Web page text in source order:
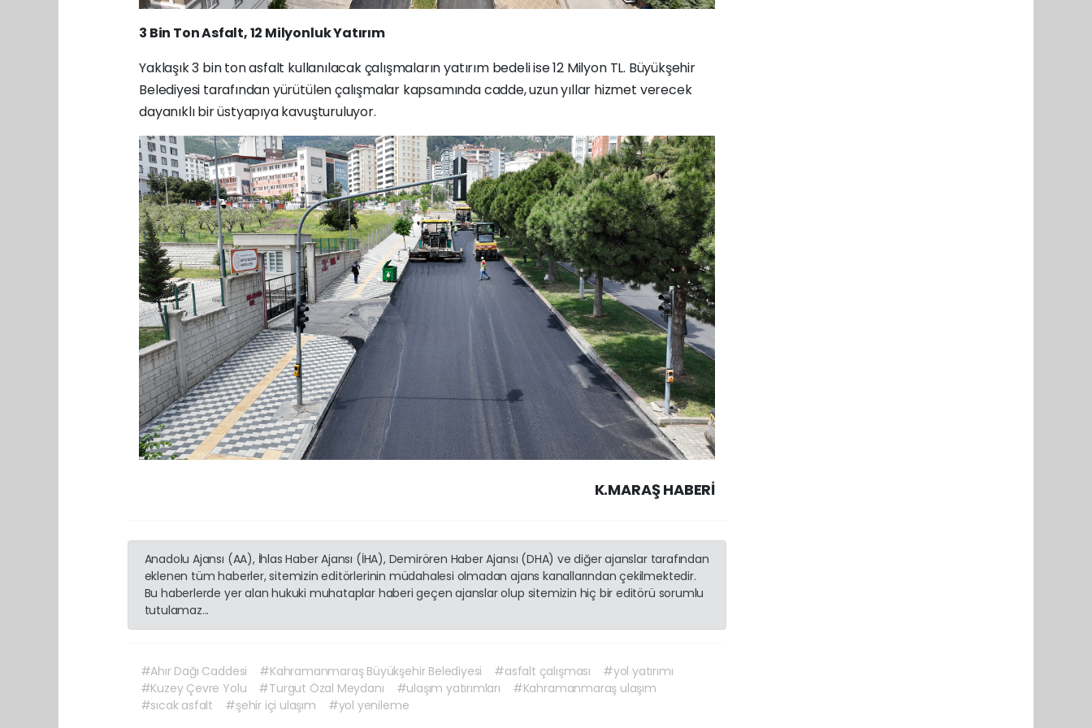
3 Bin Ton Asfalt, 12 Milyonluk Yatırım
Yaklaşık 3 bin ton asfalt kullanılacak çalışmaların yatırım bedeli ise 12 Milyon TL. Büyükşehir
Belediyesi tarafından yürütülen çalışmalar kapsamında cadde, uzun yıllar hizmet verecek
dayanıklı bir üstyapıya kavuşturuluyor.
K.MARAŞ HABERİ
Anadolu Ajansı (AA), İhlas Haber Ajansı (İHA), Demirören Haber Ajansı (DHA) ve diğer ajanslar tarafından
eklenen tüm haberler, sitemizin editörlerinin müdahalesi olmadan ajans kanallarından çekilmektedir.
Bu haberlerde yer alan hukuki muhataplar haberi geçen ajanslar olup sitemizin hiç bir editörü sorumlu
tutulamaz...
#Ahır Dağı Caddesi #Kahramanmaraş Büyükşehir Belediyesi #asfalt çalışması
#yol yatırımı
#Kuzey Çevre Yolu
#Turgut Özal Meydanı #ulaşım yatırımları
#Kahramanmaraş ulaşım
#sıcak asfalt
#şehir içi ulaşım #yol yenileme